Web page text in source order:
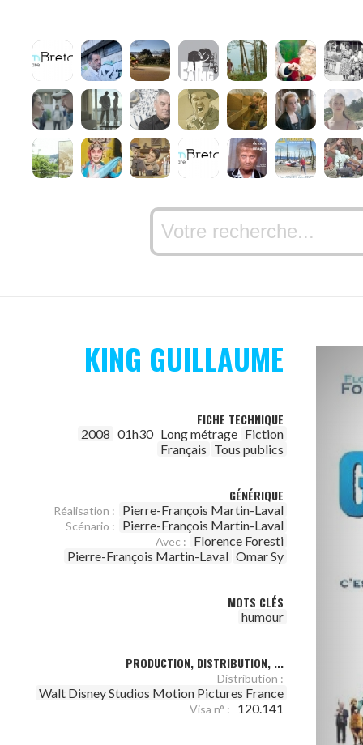
KING GUILLAUME
FICHE TECHNIQUE
2008 01h30 Long métrage Fiction
Français Tous publics
GÉNÉRIQUE
Réalisation : Pierre-François Martin-Laval
Scénario : Pierre-François Martin-Laval
Avec :
Florence Foresti
Pierre-François Martin-Laval Omar Sy
MOTS CLÉS
humour
PRODUCTION, DISTRIBUTION, ...
Distribution :
Walt Disney Studios Motion Pictures France
Visa n° : 120.141